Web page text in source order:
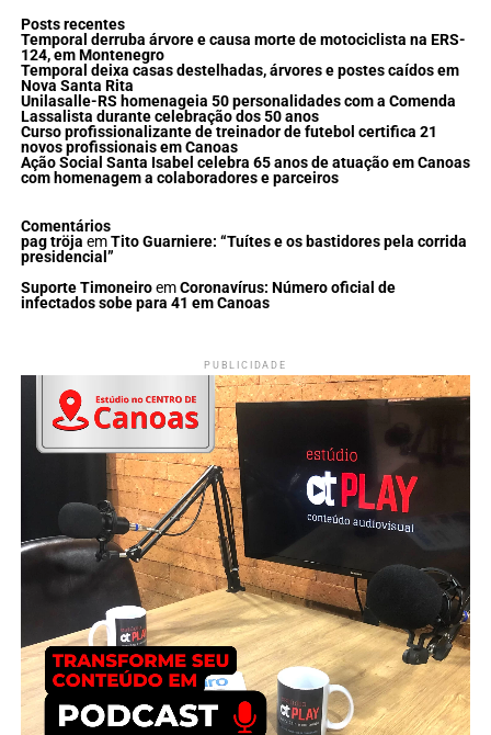
Posts recentes
Temporal derruba árvore e causa morte de motociclista na ERS-
124, em Montenegro
Temporal deixa casas destelhadas, árvores e postes caídos em
Nova Santa Rita
Unilasalle-RS homenageia 50 personalidades com a Comenda
Lassalista durante celebração dos 50 anos
Curso profissionalizante de treinador de futebol certifica 21
novos profissionais em Canoas
Ação Social Santa Isabel celebra 65 anos de atuação em Canoas
com homenagem a colaboradores e parceiros
Comentários
pag tröja emTito Guarniere: “Tuítes e os bastidores pela corrida
presidencial”
Suporte TimoneiroemCoronavírus: Número oficial de
infectados sobe para 41 em Canoas
PUBLICIDADE